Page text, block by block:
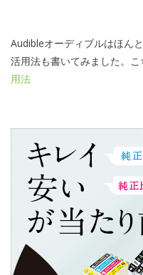
Audibleオーディブルはほん
活用法も書いてみました。
用法